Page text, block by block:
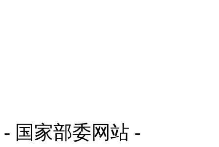
- 国家部委网站 -